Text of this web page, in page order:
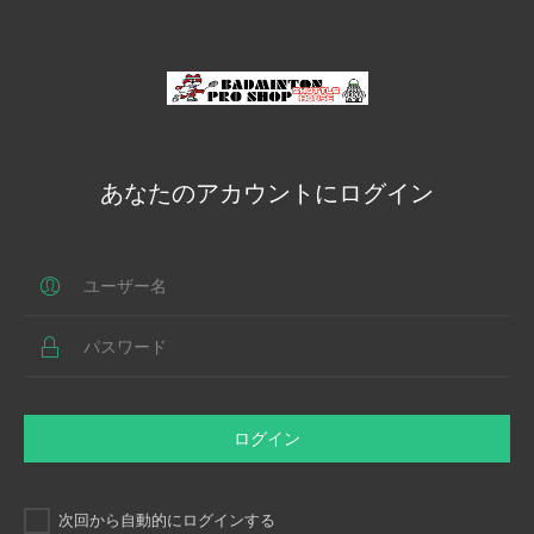
あなたのアカウントにログイン
ログイン
次回から自動的にログインする